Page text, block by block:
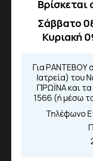
Σάββατο
Κυριακή
Για ΡΑΝΤΕΒΟΥ
Ιατρεία) του
ΠΡΩΪΝΑ και
1566 (ή μέσω
Τηλέφωνο
Για τα
ιατρεία:
Από
Μέσω
App"
ΓΝΑ Νοσοκομείο
Το Σισμανόγλειο